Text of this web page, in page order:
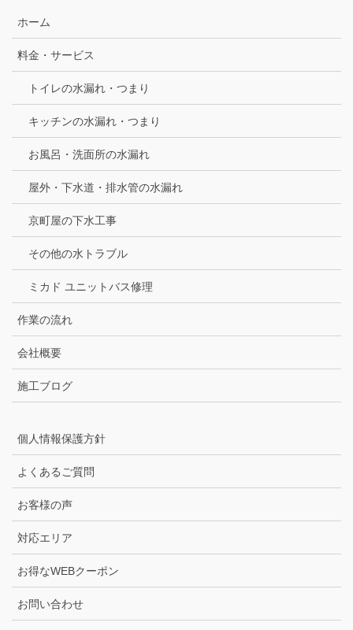
ホーム
料金・サービス
トイレの水漏れ・つまり
キッチンの水漏れ・つまり
お風呂・洗面所の水漏れ
屋外・下水道・排水管の水漏れ
京町屋の下水工事
その他の水トラブル
ミカド ユニットバス修理
作業の流れ
会社概要
施工ブログ
個人情報保護方針
よくあるご質問
お客様の声
対応エリア
お得なWEBクーポン
お問い合わせ